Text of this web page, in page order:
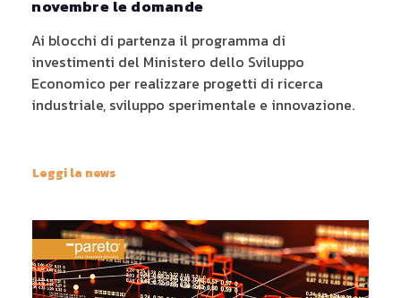
novembre le domande
Ai blocchi di partenza il programma di
investimenti del Ministero dello Sviluppo
Economico per realizzare progetti di ricerca
industriale, sviluppo sperimentale e innovazione.
Leggi la news